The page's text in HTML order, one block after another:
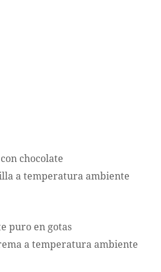
chocolate
a temperatura ambiente
puro en gotas
a temperatura ambiente